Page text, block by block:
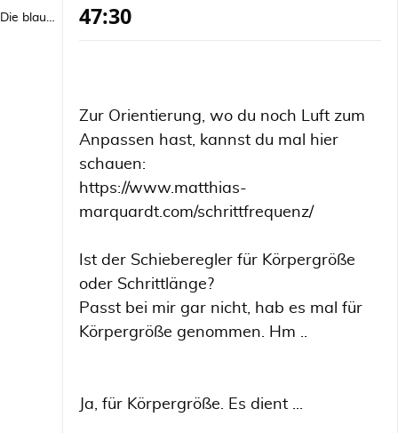
Die blaue Luise
47:30
Zur Orientierung, wo du noch Luft zum
Anpassen hast, kannst du mal hier
schauen:
https://www.matthias-
marquardt.com/schrittfrequenz/
Ist der Schieberegler für Körpergröße
oder Schrittlänge?
Passt bei mir gar nicht, hab es mal für
Körpergröße genommen. Hm ..
Ja, für Körpergröße. Es dient ...